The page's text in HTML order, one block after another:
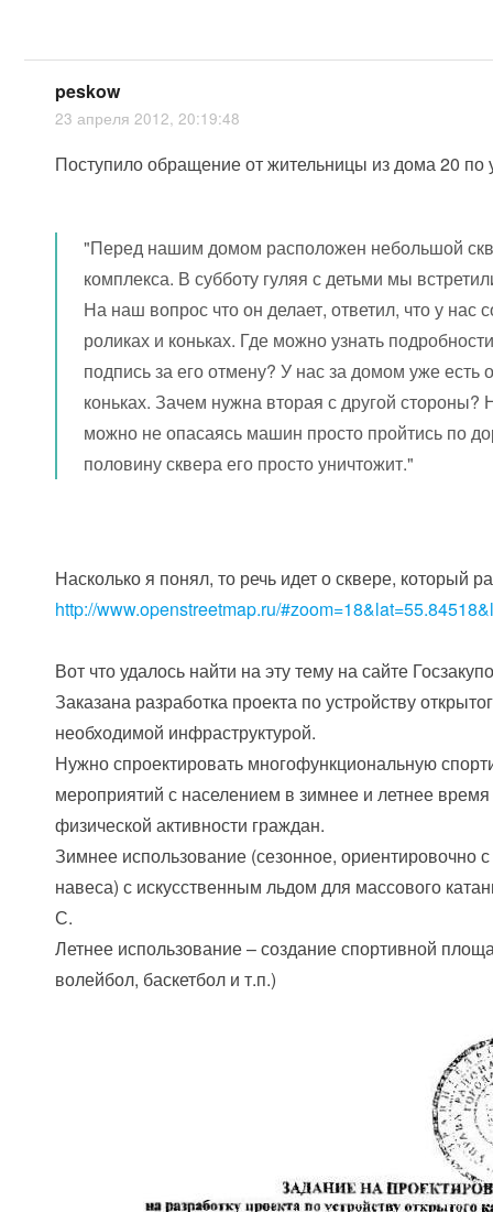
peskow
23 апреля 2012, 20:19:48
Поступило обращение от жительницы из дома 20 по
"Перед нашим домом расположен небольшой
комплекса. В субботу гуляя с детьми мы
На наш вопрос что он делает, ответил, что у
роликах и коньках. Где можно узнать
подпись за его отмену? У нас за домом уже есть
коньках. Зачем нужна вторая с другой
можно не опасаясь машин просто пройтись по
половину сквера его просто уничтожит."
Насколько я понял, то речь идет о сквере, который
http://www.openstreetmap.ru/
Вот что удалось найти на эту тему на сайте
Заказана разработка проекта по устройству
необходимой инфраструктурой.
Нужно спроектировать многофункциональную
мероприятий с населением в зимнее и летнее
физической активности граждан.
Зимнее использование (сезонное, ориентировочно
навеса) с искусственным льдом для массового
С.
Летнее использование – создание спортивной
волейбол, баскетбол и т.п.)